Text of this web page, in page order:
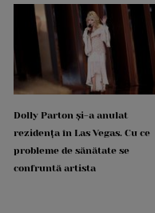
Dolly Parton și-a anulat
rezidența în Las Vegas. Cu ce
probleme de sănătate se
confruntă artista